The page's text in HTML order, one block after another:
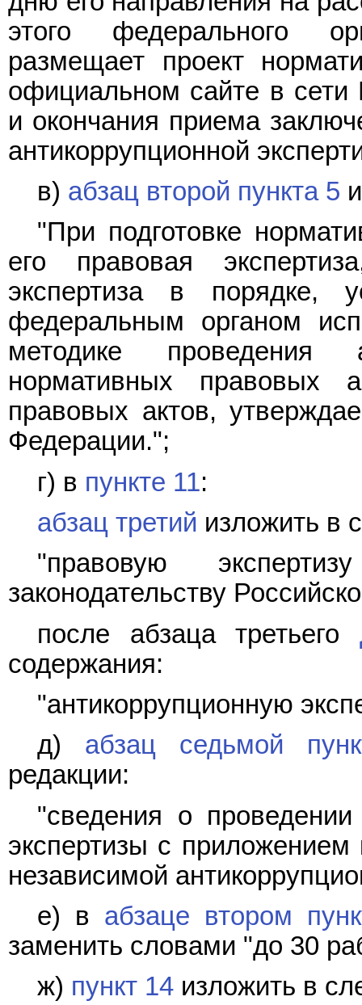
этого федерального
размещает проект
официальном сайте в сети
и окончания приема
антикоррупционной
в) абзац второй пункта 5
"При подготовке
его правовая
экспертиза в порядке,
федеральным органом
методике проведения
нормативных правовых
правовых актов,
Федерации.";
г) в пункте 11:
абзац третий изложить в
"правовую
законодательству
после абзаца третьего
содержания:
"антикоррупционную
д) абзац седьмой
редакции:
"сведения о проведении
экспертизы с приложением
независимой
е) в абзаце втором
заменить словами "до 30
ж) пункт 14 изложить в